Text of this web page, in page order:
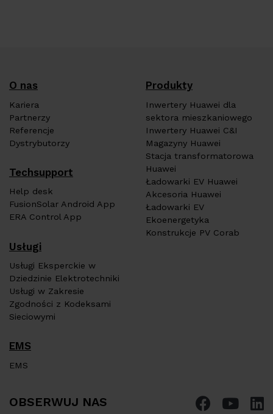
O nas
Kariera
Partnerzy
Referencje
Dystrybutorzy
Techsupport
Help desk
FusionSolar Android App
ERA Control App
Produkty
Inwertery Huawei dla
sektora mieszkaniowego
Inwertery Huawei C&I
Magazyny Huawei
Stacja transformatorowa
Huawei
Ładowarki EV Huawei
Akcesoria Huawei
Ładowarki EV
Ekoenergetyka
Konstrukcje PV Corab
Usługi
Usługi Eksperckie w
Dziedzinie Elektrotechniki
Usługi w Zakresie
Zgodności z Kodeksami
Sieciowymi
EMS
EMS
OBSERWUJ NAS